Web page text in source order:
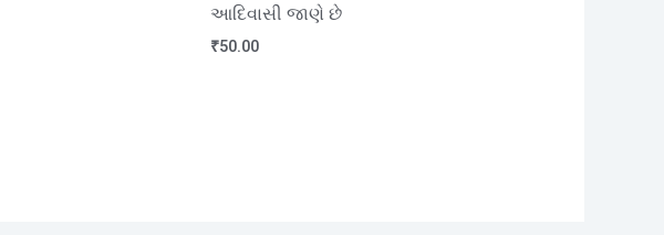
આદિવાસી જાણે છે
₹50.00